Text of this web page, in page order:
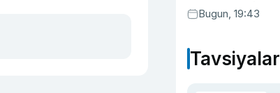
Bugun, 19:43
Tavsiyalar